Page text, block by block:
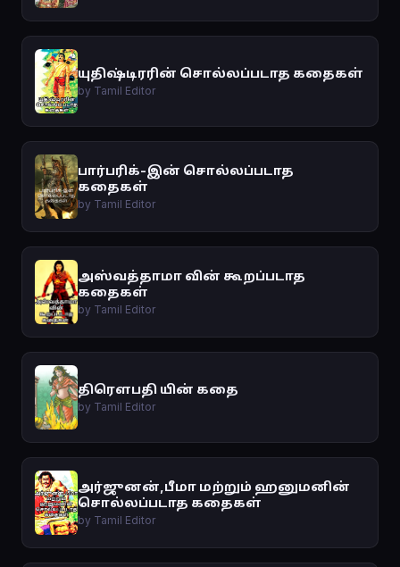
யுதிஷ்டிரரின் சொல்லப்படாத கதைகள்
by Tamil Editor
பார்பரிக்-இன் சொல்லப்படாத
கதைகள்
by Tamil Editor
அஸ்வத்தாமா வின் கூறப்படாத
கதைகள்
by Tamil Editor
திரௌபதி யின் கதை
by Tamil Editor
அர்ஜுனன்,பீமா மற்றும் ஹனுமனின்
சொல்லப்படாத கதைகள்
by Tamil Editor